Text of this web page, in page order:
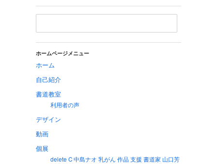
ホームページメニュー
ホーム
自己紹介
書道教室
利用者の声
デザイン
動画
個展
delete C 中島ナオ 乳がん 作品 支援 書道家 山口芳